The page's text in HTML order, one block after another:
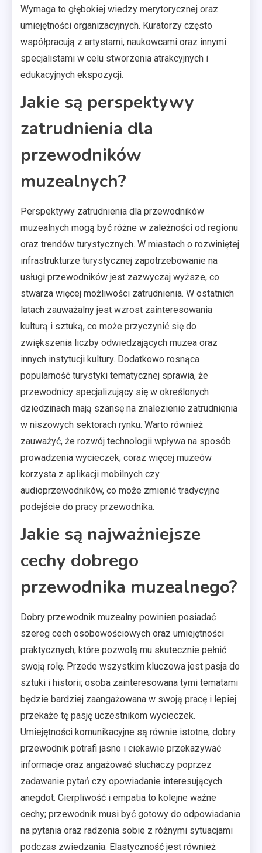
Wymaga to głębokiej wiedzy merytorycznej oraz
umiejętności organizacyjnych. Kuratorzy często
współpracują z artystami, naukowcami oraz innymi
specjalistami w celu stworzenia atrakcyjnych i
edukacyjnych ekspozycji.
Jakie są perspektywy
zatrudnienia dla
przewodników
muzealnych?
Perspektywy zatrudnienia dla przewodników
muzealnych mogą być różne w zależności od regionu
oraz trendów turystycznych. W miastach o rozwiniętej
infrastrukturze turystycznej zapotrzebowanie na
usługi przewodników jest zazwyczaj wyższe, co
stwarza więcej możliwości zatrudnienia. W ostatnich
latach zauważalny jest wzrost zainteresowania
kulturą i sztuką, co może przyczynić się do
zwiększenia liczby odwiedzających muzea oraz
innych instytucji kultury. Dodatkowo rosnąca
popularność turystyki tematycznej sprawia, że
przewodnicy specjalizujący się w określonych
dziedzinach mają szansę na znalezienie zatrudnienia
w niszowych sektorach rynku. Warto również
zauważyć, że rozwój technologii wpływa na sposób
prowadzenia wycieczek; coraz więcej muzeów
korzysta z aplikacji mobilnych czy
audioprzewodników, co może zmienić tradycyjne
podejście do pracy przewodnika.
Jakie są najważniejsze
cechy dobrego
przewodnika muzealnego?
Dobry przewodnik muzealny powinien posiadać
szereg cech osobowościowych oraz umiejętności
praktycznych, które pozwolą mu skutecznie pełnić
swoją rolę. Przede wszystkim kluczowa jest pasja do
sztuki i historii; osoba zainteresowana tymi tematami
będzie bardziej zaangażowana w swoją pracę i lepiej
przekaże tę pasję uczestnikom wycieczek.
Umiejętności komunikacyjne są równie istotne; dobry
przewodnik potrafi jasno i ciekawie przekazywać
informacje oraz angażować słuchaczy poprzez
zadawanie pytań czy opowiadanie interesujących
anegdot. Cierpliwość i empatia to kolejne ważne
cechy; przewodnik musi być gotowy do odpowiadania
na pytania oraz radzenia sobie z różnymi sytuacjami
podczas zwiedzania. Elastyczność jest również